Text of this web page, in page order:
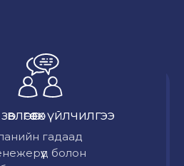
өгөх үйлчилгээ
гадаад
болон